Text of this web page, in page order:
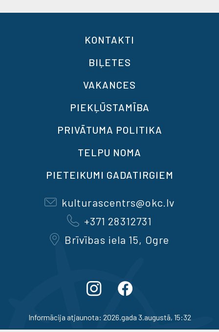
KONTAKTI
BIĻETES
VAKANCES
PIEKĻŪSTAMĪBA
PRIVĀTUMA POLITIKA
TELPU NOMA
PIETEIKUMI GADATIRGIEM
kulturascentrs@okc.lv
+371 28312731
Brīvības iela 15, Ogre
Informācija atjaunota: 2026.gada 3.augustā, 15:32